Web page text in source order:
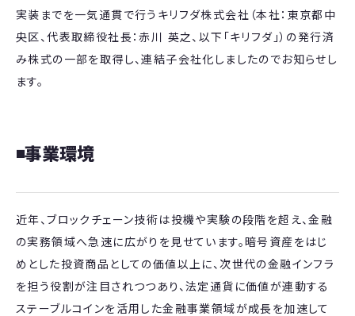
実装までを一気通貫で行うキリフダ株式会社（本社：東京都中
央区、代表取締役社長：赤川 英之、以下「キリフダ」）の発行済
み株式の一部を取得し、連結子会社化しましたのでお知らせし
ます。
◾️事業環境
近年、ブロックチェーン技術は投機や実験の段階を超え、金融
の実務領域へ急速に広がりを見せています。暗号資産をはじ
めとした投資商品としての価値以上に、次世代の金融インフラ
を担う役割が注目されつつあり、法定通貨に価値が連動する
ステーブルコインを活用した金融事業領域が成長を加速して